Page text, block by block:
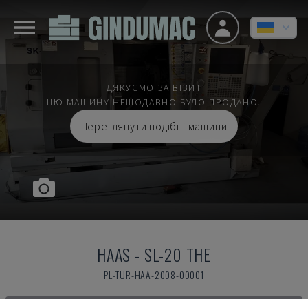
ДЯКУЄМО ЗА ВІЗИТ
ЦЮ МАШИНУ НЕЩОДАВНО БУЛО ПРОДАНО.
Переглянути подібні машини
HAAS - SL-20 THE
PL-TUR-HAA-2008-00001